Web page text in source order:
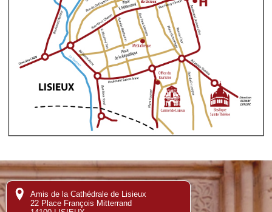
Amis de la Cathédrale de Lisieux
22 Place François Mitterrand